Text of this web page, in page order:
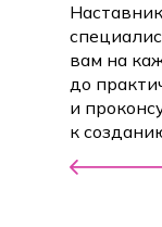
вам на
до
и
к